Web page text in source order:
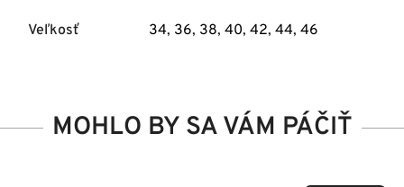
Veľkosť 34, 36, 38, 40, 42, 44, 46
MOHLO BY SA VÁM PÁČIŤ